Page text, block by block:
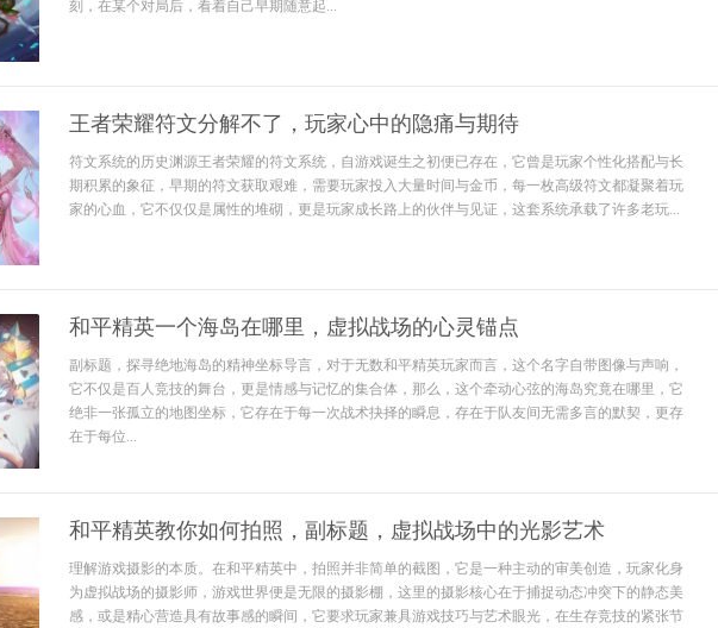
刻，在某个对局后，看着自己早期随意起...
王者荣耀符文分解不了，玩家心中的隐痛与期待
符文系统的历史渊源王者荣耀的符文系统，自游戏诞生之初便已存在，它曾是玩家个性化搭配与长
期积累的象征，早期的符文获取艰难，需要玩家投入大量时间与金币，每一枚高级符文都凝聚着玩
家的心血，它不仅仅是属性的堆砌，更是玩家成长路上的伙伴与见证，这套系统承载了许多老玩...
和平精英一个海岛在哪里，虚拟战场的心灵锚点
副标题，探寻绝地海岛的精神坐标导言，对于无数和平精英玩家而言，这个名字自带图像与声响，
它不仅是百人竞技的舞台，更是情感与记忆的集合体，那么，这个牵动心弦的海岛究竟在哪里，它
绝非一张孤立的地图坐标，它存在于每一次战术抉择的瞬息，存在于队友间无需多言的默契，更存
在于每位...
和平精英教你如何拍照，副标题，虚拟战场中的光影艺术
理解游戏摄影的本质。在和平精英中，拍照并非简单的截图，它是一种主动的审美创造，玩家化身
为虚拟战场的摄影师，游戏世界便是无限的摄影棚，这里的摄影核心在于捕捉动态冲突下的静态美
感，或是精心营造具有故事感的瞬间，它要求玩家兼具游戏技巧与艺术眼光，在生存竞技的紧张节